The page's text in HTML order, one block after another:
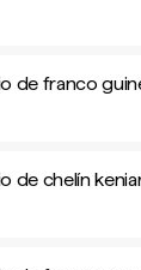
de franco
de chelín